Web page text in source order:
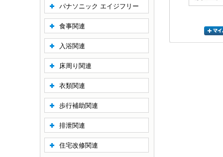
パナソニック エイジフリー
食事関連
入浴関連
床周り関連
衣類関連
歩行補助関連
排泄関連
住宅改修関連